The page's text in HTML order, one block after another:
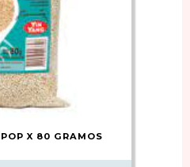
X 80 GRAMOS